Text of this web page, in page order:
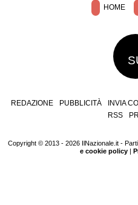
HOME
REDAZIONE PUBBLICITÀ INVIA
RSS
Copyright © 2013 - 2026 IlNazionale.it -
e cookie policy|